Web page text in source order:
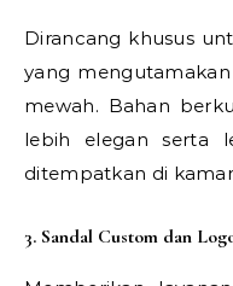
Dirancang khusus
yang
mewah. Bahan
lebih elegan serta
ditempatkan di
3. Sandal Custom dan